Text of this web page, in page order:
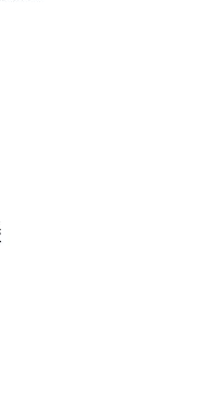
開館
中学校廃校
会設立
校